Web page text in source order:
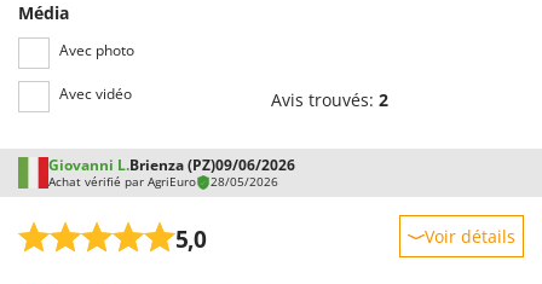
Média
Avec photo
Avec vidéo Avis trouvés: 2
Giovanni L.Brienza (PZ)09/06/2026
Achat vérifié par AgriEuro 28/05/2026
5,0 Voir détails